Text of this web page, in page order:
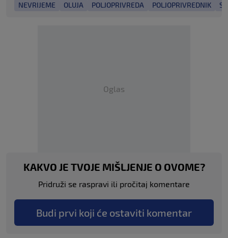
NEVRIJEME OLUJA POLJOPRIVREDA POLJOPRIVREDNIK
Oglas
KAKVO JE TVOJE MIŠLJENJE O OVOME?
Pridruži se raspravi ili pročitaj komentare
Budi prvi koji će ostaviti komentar